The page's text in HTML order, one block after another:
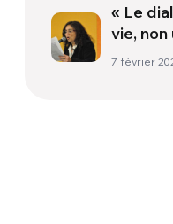
« Le
vie, non
7 février